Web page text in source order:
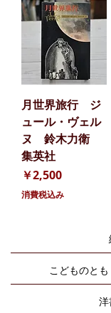
月世界旅行 ジ
ュール・ヴェル
ヌ 鈴木力衛
集英社
価格
￥2,500
消費税込み
こどものと
洋